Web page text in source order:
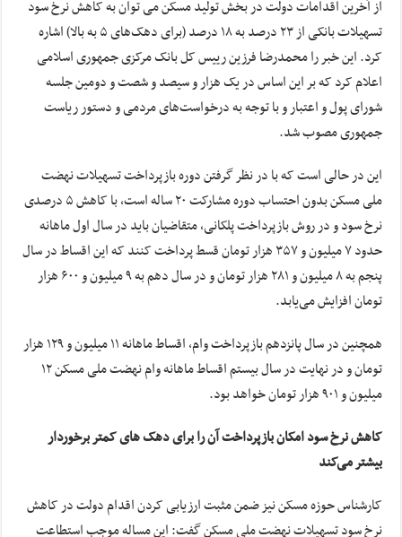
از آخرین اقدامات دولت در بخش تولید مسکن می توان به کاهش نرخ سود
تسهیلات بانکی از ۲۳ درصد به ۱۸ درصد (برای دهک‌های ۵ به بالا) اشاره
کرد. این خبر را محمدرضا فرزین رییس کل بانک مرکزی جمهوری اسلامی
اعلام کرد که بر این اساس در یک هزار و سیصد و شصت و دومین جلسه
شورای پول و اعتبار و با توجه به درخواست‌های مردمی و دستور ریاست
جمهوری مصوب شد.
این در حالی است که با در نظر گرفتن دوره بازپرداخت تسهیلات نهضت
ملی مسکن بدون احتساب دوره مشارکت ۲۰ ساله است، با کاهش ۵ درصدی
نرخ سود و در روش بازپرداخت پلکانی، متقاضیان باید در سال اول ماهانه
حدود ۷ میلیون و ۳۵۷ هزار تومان قسط پرداخت کنند که این اقساط در سال
پنجم به ۸ میلیون و ۲۸۱ هزار تومان و در سال دهم به ۹ میلیون و ۶۰۰ هزار
تومان افزایش می‌یابد.
همچنین در سال پانزدهم بازپرداخت وام، اقساط ماهانه ۱۱ میلیون و ۱۲۹ هزار
تومان و در نهایت در سال بیستم اقساط ماهانه وام نهضت ملی مسکن ۱۲
میلیون و ۹۰۱ هزار تومان خواهد بود.
کاهش نرخ سود امکان بازپرداخت آن را برای دهک های کمتر برخوردار
بیشتر می‌کند
کارشناس حوزه مسکن نیز ضمن مثبت ارزیابی کردن اقدام دولت در کاهش
نرخ سود تسهیلات نهضت ملی مسکن گفت: این مساله موجب استطاعت